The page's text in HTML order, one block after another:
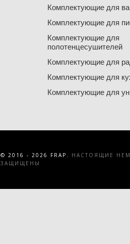
Комплектующие для
Комплектующие для
Комплектующие для
полотенцесушителей
Комплектующие для
Комплектующие для
Комплектующие для
© 2016 - 2026 FRAP.
НАСТОЯЩИЕ
ЗАЩИЩЕНЫ